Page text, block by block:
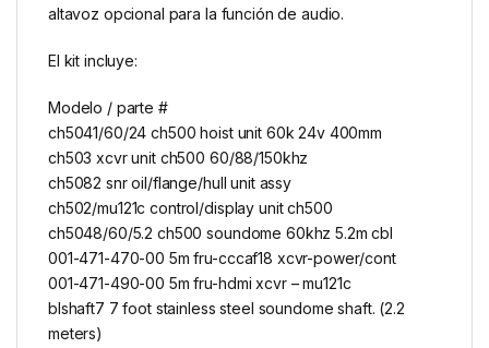
altavoz opcional para la función de audio.
El kit incluye:
Modelo / parte #
ch5041/60/24 ch500 hoist unit 60k 24v 400mm
ch503 xcvr unit ch500 60/88/150khz
ch5082 snr oil/flange/hull unit assy
ch502/mu121c control/display unit ch500
ch5048/60/5.2 ch500 soundome 60khz 5.2m cbl
001-471-470-00 5m fru-cccaf18 xcvr-power/cont
001-471-490-00 5m fru-hdmi xcvr – mu121c
blshaft7 7 foot stainless steel soundome shaft. (2.2
meters)